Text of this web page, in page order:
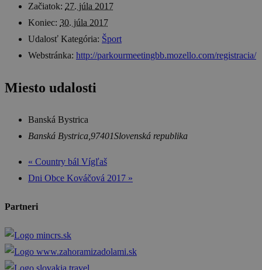
Začiatok: 27. júla 2017
Koniec: 30. júla 2017
Udalosť Kategória: Šport
Webstránka: http://parkourmeetingbb.mozello.com/registracia/
Miesto udalosti
Banská Bystrica
Banská Bystrica 97401Slovenská republika
« Country bál Vígľaš
Dni Obce Kováčová 2017 »
Partneri